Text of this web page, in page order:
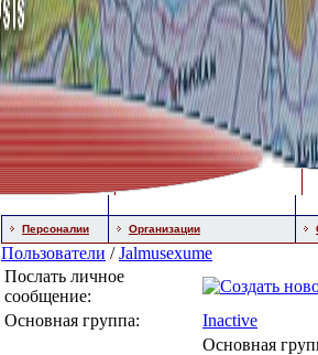
Персоналии Организации
Пользователи /Jalmusexume
Послать личное
сообщение:
Основная группа:
Inactive
Основная